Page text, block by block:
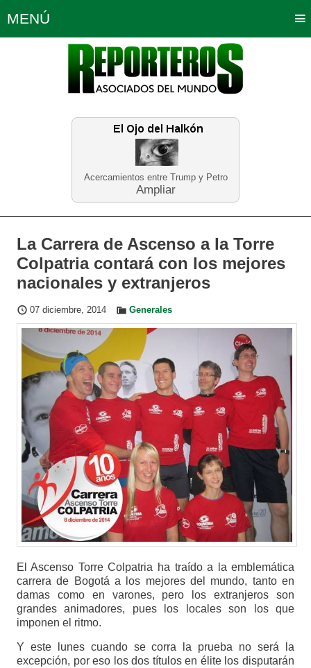
Acercamientos entre Trump y Petro
Ampliar
MENÚ
Política Opinión Bogotá
Planeta Tierra Deportes
Educación Neira
La Carrera de Ascenso a la Torre
Colpatria contará con los mejores
nacionales y extranjeros
07 diciembre, 2014 Generales
El Ascenso Torre Colpatria ha traído a la emblemática
carrera de Bogotá a los mejores del mundo, tanto en
damas como en varones, pero los extranjeros son
grandes animadores, pues los locales son los que
imponen el ritmo.
Y este lunes cuando se corra la prueba no será la
excepción, por eso los dos títulos en élite los disputarán